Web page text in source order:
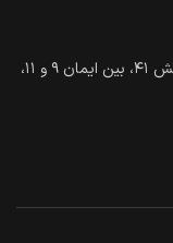
خراسان رضوی، مشهد، میدان حافظ، خیابان کوشش ۴۱، بین ایمان ۹ و ۱۱،